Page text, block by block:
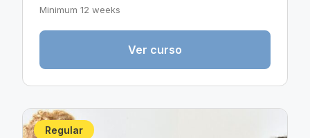
Minimum 12 weeks
Ver curso
Regular